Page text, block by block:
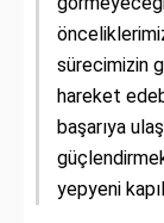
sürecimizin
hareket
başarıya
yepyeni